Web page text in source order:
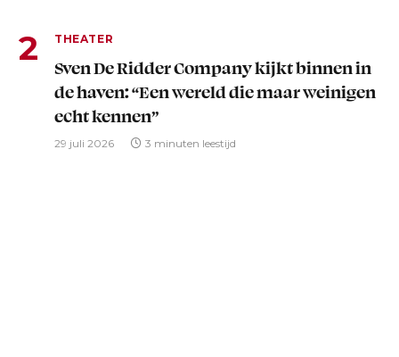
THEATER
Sven De Ridder Company kijkt binnen in
de haven: “Een wereld die maar weinigen
echt kennen”
29 juli 2026 3 minuten leestijd